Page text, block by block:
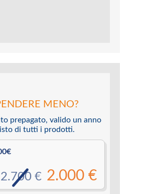
MENO?
prepagato, valido un anno
di tutti i prodotti.
2.000 €
2.700 €